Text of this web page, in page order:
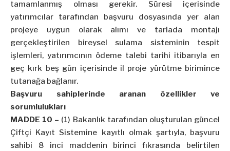
tamamlanmış olması gerekir. Süresi içerisinde
yatırımcılar tarafından başvuru dosyasında yer alan
projeye uygun olarak alımı ve tarlada montajı
gerçekleştirilen bireysel sulama sisteminin tespit
işlemleri, yatırımcının ödeme talebi tarihi itibarıyla en
geç kırk beş gün içerisinde il proje yürütme birimince
tutanağa bağlanır.
Başvuru sahiplerinde aranan özellikler ve
sorumlulukları
MADDE 10 – (1) Bakanlık tarafından oluşturulan güncel
Çiftçi Kayıt Sistemine kayıtlı olmak şartıyla, başvuru
sahibi 8 inci maddenin birinci fıkrasında belirtilen